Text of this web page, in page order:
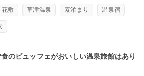
花敷 草津温泉 素泊まり 温泉宿
のビュッフェがおいしい温泉旅館はあり